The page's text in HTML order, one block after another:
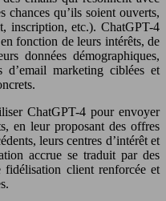
chances qu’ils soient ouverts,
inscription, etc.). ChatGPT-4
fonction de leurs intérêts, de
données démographiques,
d’email marketing ciblées et
ChatGPT-4 pour envoyer
en leur proposant des offres
leurs centres d’intérêt et
accrue se traduit par des
client renforcée et